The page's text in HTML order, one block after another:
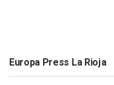
Europa Press La Rioja